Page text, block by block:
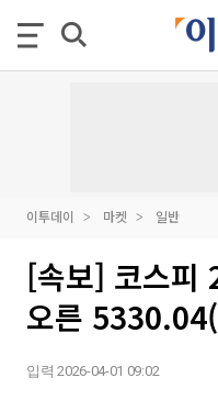
이투데이 마켓 일반
[속보] 코스
오른
입력 2026-04-01 09:02